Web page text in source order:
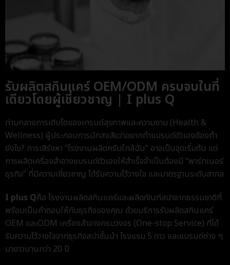
รับผลิตสกินแคร์ OEM/ODM ครบจบในที่
เดียวโดยผู้เชี่ยวชาญ | I plus Q
ท่ามกลางการเติบโตของเทรนด์สุขภาพและความงาม (Health &
Wellness) ผู้ประกอบการมักสงสัยว่าอยากทำแบรนด์ตัวเองต้องทำ
ยังไง? การเสิร์ชหา “โรงงานผลิตครีมใกล้ฉัน” อาจเป็นจุดเริ่มต้น แต่
การผลิตเครื่องสําอางแบรนด์ตัวเองให้สำเร็จจำเป็นต้องมี “พาร์ทเนอร์
ธุรกิจ” ที่มีความเชี่ยวชาญ ได้รับความไว้วางใจ และมาตรฐานระดับสากล
I plus Qคือ โรงงานผลิตสกินแคร์และผลิตภัณฑ์สปาจากธรรมชาติที่
พร้อมเป็นคำตอบให้กับธุรกิจของคุณ ด้วยบริการรับผลิตสกินแคร์
OEM และODM เครื่องสำอางครบวงจร (One-stop Service) ที่ได้
รับความไว้วางใจจากธุรกิจสปาชั้นนำ โรงแรม 5 ดาว และแบรนด์ต่าง ๆ
มายาวนานกว่า 20 ปี